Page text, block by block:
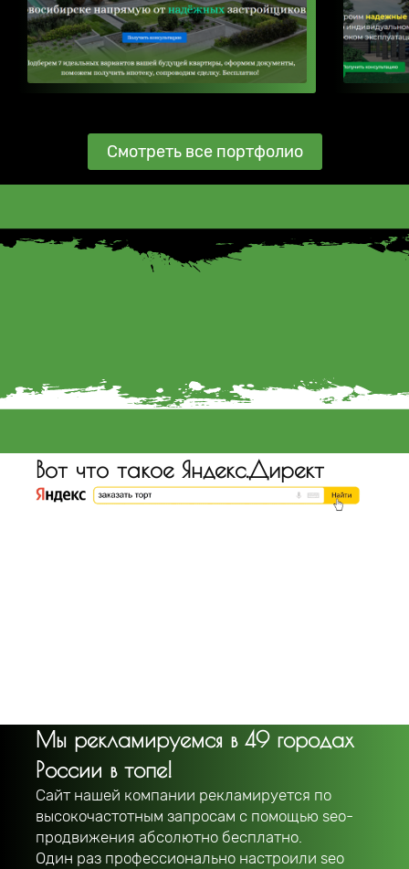
Смотреть все портфолио
Вот что такое Яндекс.Директ
Мы рекламируемся в 49 городах
России в топе!
Сайт нашей компании рекламируется по
высокочастотным запросам с помощью seo-
продвижения абсолютно бесплатно.
Один раз профессионально настроили seo